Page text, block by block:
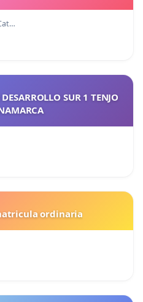
SUR 1 TENJO
ordinaria